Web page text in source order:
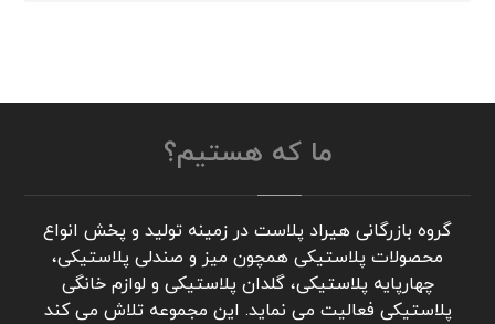
ما که هستیم؟
گروه بازرگانی هیراد پلاست در زمینه تولید و پخش انواع
محصولات پلاستیکی همچون میز و صندلی پلاستیکی،
چهارپایه پلاستیکی، گلدان پلاستیکی و لوازم خانگی
پلاستیکی فعالیت می نماید. این مجموعه تلاش می کند